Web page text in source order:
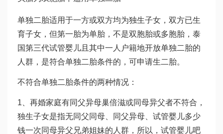
单独二胎适用于一方或双方均为独生子女，双方已生
育子女，但第一胎为单胎，不是双胞胎或多胞胎， 泰
国第三代试管婴儿 且其中一人户籍地开放单独二胎的
人群，是符合单独二胎条件的，可申请生二胎。
不符合单独二胎条件的两种情况：
1、再婚家庭有同父异母巢倍滋或同母异父者不符合，
独生子女是指无同父同母、同父异母、 试管婴儿多少
钱一次同母异父兄弟姐妹的人群，所以， 试管婴儿吧